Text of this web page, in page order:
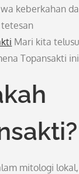
keberkahan
Mari kita
Topansakti
mitologi